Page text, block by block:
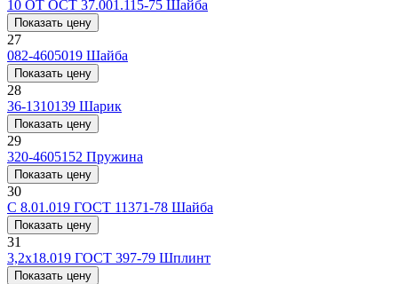
10 ОТ ОСТ 37.001.115-75 Шайба
Показать цену
27
082-4605019 Шайба
Показать цену
28
36-1310139 Шарик
Показать цену
29
320-4605152 Пружина
Показать цену
30
С 8.01.019 ГОСТ 11371-78 Шайба
Показать цену
31
3,2x18.019 ГОСТ 397-79 Шплинт
Показать цену